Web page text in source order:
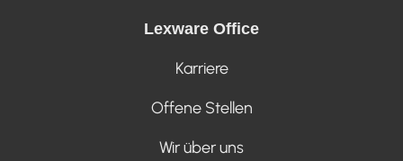
Lexware Office
Karriere
Offene Stellen
Wir über uns